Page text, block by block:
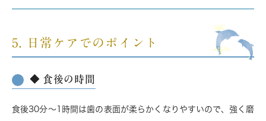
5. 日常ケアでのポイント
◆ 食後の時間
食後30分〜1時間は歯の表面が柔らかくなりやすいので、強く磨